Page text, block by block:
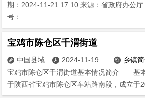
期：2024-11-21 17:10 来源：省政府办公
号：...
宝鸡市陈仓区千渭街道
 中国县域  2024-11-19  乡镇
宝鸡市陈仓区千渭街道基本情况简介
于陕西省宝鸡市陈仓区车站路南段，成立于